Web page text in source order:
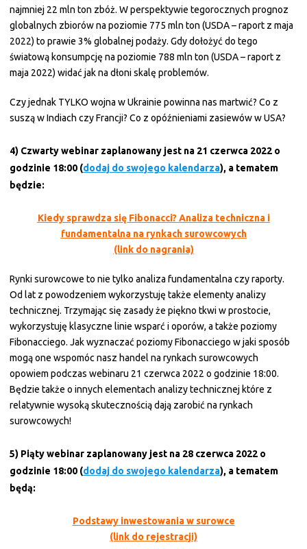
najmniej 22 mln ton zbóż. W perspektywie tegorocznych prognoz
globalnych zbiorów na poziomie 775 mln ton (USDA – raport z maja
2022) to prawie 3% globalnej podaży. Gdy dołożyć do tego
światową konsumpcję na poziomie 788 mln ton (USDA – raport z
maja 2022) widać jak na dłoni skalę problemów.
Czy jednak TYLKO wojna w Ukrainie powinna nas martwić? Co z
suszą w Indiach czy Francji? Co z opóźnieniami zasiewów w USA?
4) Czwarty webinar zaplanowany jest na 21 czerwca 2022 o
godzinie 18:00 (dodaj do swojego kalendarza), a tematem
będzie:
Kiedy sprawdza się Fibonacci? Analiza techniczna i
fundamentalna na rynkach surowcowych
(link do nagrania)
Rynki surowcowe to nie tylko analiza fundamentalna czy raporty.
Od lat z powodzeniem wykorzystuję także elementy analizy
technicznej. Trzymając się zasady że piękno tkwi w prostocie,
wykorzystuję klasyczne linie wsparć i oporów, a także poziomy
Fibonacciego. Jak wyznaczać poziomy Fibonacciego w jaki sposób
mogą one wspomóc nasz handel na rynkach surowcowych
opowiem podczas webinaru 21 czerwca 2022 o godzinie 18:00.
Będzie także o innych elementach analizy technicznej które z
relatywnie wysoką skutecznością dają zarobić na rynkach
surowcowych!
5) Piąty webinar zaplanowany jest na 28 czerwca 2022 o
godzinie 18:00 (dodaj do swojego kalendarza), a tematem
będą:
Podstawy inwestowania w surowce
(link do rejestracji)